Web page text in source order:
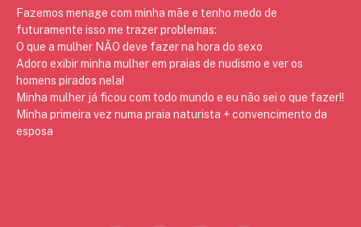
Fazemos menage com minha mãe e tenho medo de
futuramente isso me trazer problemas:
O que a mulher NÃO deve fazer na hora do sexo
Adoro exibir minha mulher em praias de nudismo e ver os
homens pirados nela!
Minha mulher já ficou com todo mundo e eu não sei o que fazer!!
Minha primeira vez numa praia naturista + convencimento da
esposa